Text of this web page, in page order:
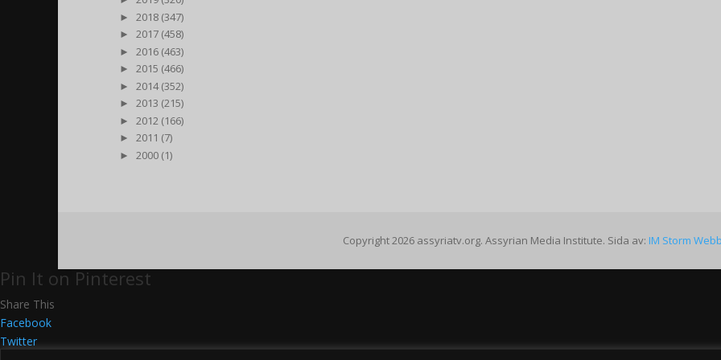
►
2018 (347)
►
2017 (458)
►
2016 (463)
►
2015 (466)
►
2014 (352)
►
2013 (215)
►
2012 (166)
►
2011 (7)
►
2000 (1)
Copyright 2026 assyriatv.org. Assyrian Media Institute. Sida av: IM Storm
Pin It on Pinterest
Share This
Facebook
Twitter